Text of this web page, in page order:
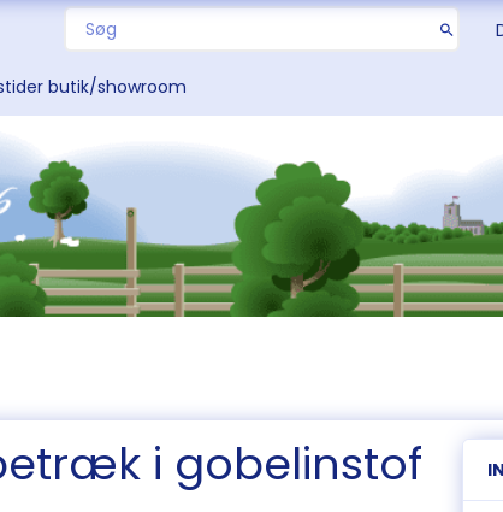
butik/showroom
i gobelinstof